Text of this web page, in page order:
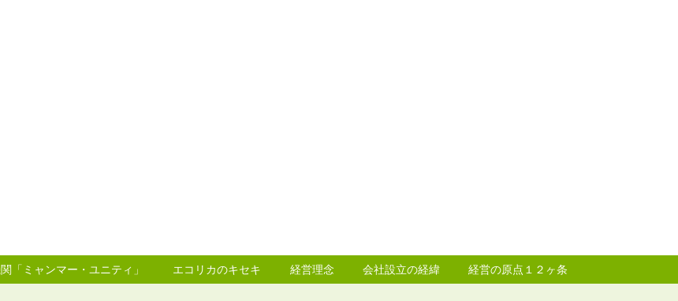
「ミャンマー・ユニティ」 エコリカのキセキ 経営理念 会社設立の経緯 経営の原点１２ヶ条